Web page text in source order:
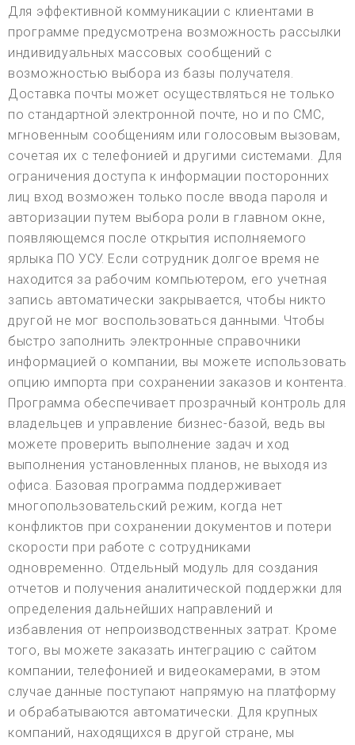
Для эффективной коммуникации с клиентами в
программе предусмотрена возможность рассылки
индивидуальных массовых сообщений с
возможностью выбора из базы получателя.
Доставка почты может осуществляться не только
по стандартной электронной почте, но и по СМС,
мгновенным сообщениям или голосовым вызовам,
сочетая их с телефонией и другими системами. Для
ограничения доступа к информации посторонних
лиц вход возможен только после ввода пароля и
авторизации путем выбора роли в главном окне,
появляющемся после открытия исполняемого
ярлыка ПО УСУ. Если сотрудник долгое время не
находится за рабочим компьютером, его учетная
запись автоматически закрывается, чтобы никто
другой не мог воспользоваться данными. Чтобы
быстро заполнить электронные справочники
информацией о компании, вы можете использовать
опцию импорта при сохранении заказов и контента.
Программа обеспечивает прозрачный контроль для
владельцев и управление бизнес-базой, ведь вы
можете проверить выполнение задач и ход
выполнения установленных планов, не выходя из
офиса. Базовая программа поддерживает
многопользовательский режим, когда нет
конфликтов при сохранении документов и потери
скорости при работе с сотрудниками
одновременно. Отдельный модуль для создания
отчетов и получения аналитической поддержки для
определения дальнейших направлений и
избавления от непроизводственных затрат. Кроме
того, вы можете заказать интеграцию с сайтом
компании, телефонией и видеокамерами, в этом
случае данные поступают напрямую на платформу
и обрабатываются автоматически. Для крупных
компаний, находящихся в другой стране, мы